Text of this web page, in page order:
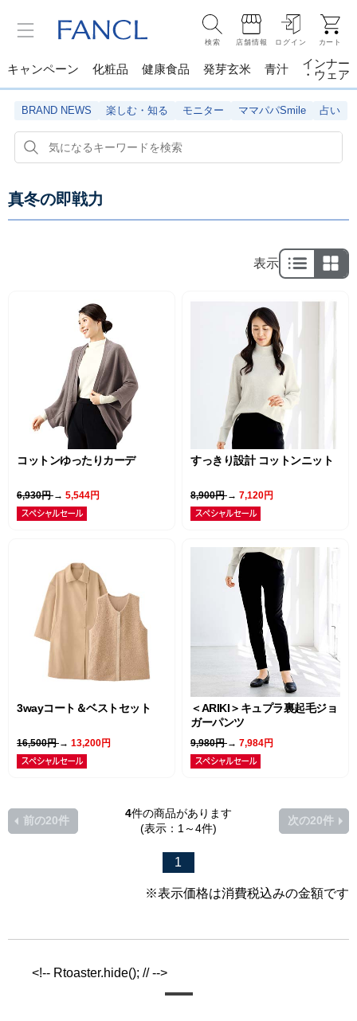
検索 店舗情報 ログイン カート
キャンペーン 化粧品 健康食品 発芽玄米 青汁
インナー
・ウェア
BRAND NEWS 楽しむ・知る モニター ママパパSmile 占い
真冬の即戦力
表示
コットンゆったりカーデ
6,930円 → 5,544円
すっきり設計 コットンニット
8,900円 → 7,120円
3wayコート＆ベストセット
16,500円 → 13,200円
＜ARIKI＞キュプラ裏起毛ジョ
ガーパンツ
9,980円 → 7,984円
4件の商品があります
(表示：1～4件)
前の20件
1
次の20件
※表示価格は消費税込みの金額です